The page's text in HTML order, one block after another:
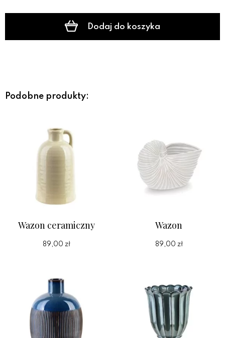
Dodaj do koszyka
Podobne produkty:
Wazon ceramiczny
89,00 zł
Wazon
89,00 zł